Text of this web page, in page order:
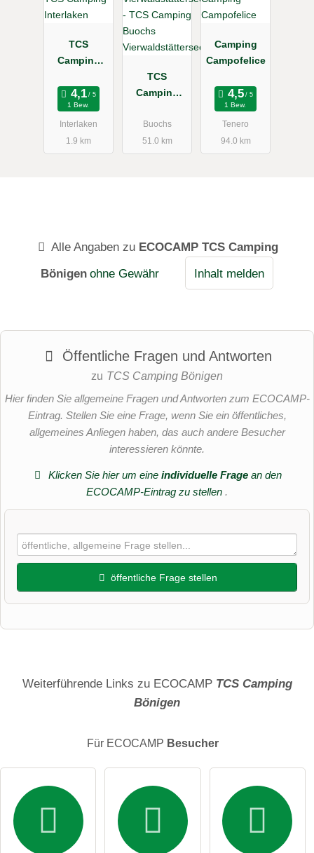
TCS
Camping
1 Bew.
Interlaken
1.9 km
TCS
Camping
Vierwaldstät
tersee
Buochs
51.0 km
Camping
Campofelice
1 Bew.
Tenero
94.0 km
Alle Angaben zu ECOCAMP TCS Camping
Bönigen ohne Gewähr Inhalt melden
Öffentliche Fragen und Antworten
zu TCS Camping Bönigen
Hier finden Sie allgemeine Fragen und Antworten zum ECOCAMP-
Eintrag. Stellen Sie eine Frage, wenn Sie ein öffentliches,
allgemeines Anliegen haben, das auch andere Besucher
interessieren könnte.
Klicken Sie hier um eineindividuelle Frage an den
ECOCAMP-Eintrag zu stellen .
öffentliche Frage stellen
Hiermit akzeptiere ich die .
Die Datenschutzerklärunghabe ich zur Kenntnis genommen.
Weiterführende Links zu ECOCAMP TCS Camping
Bönigen
Für ECOCAMP Besucher